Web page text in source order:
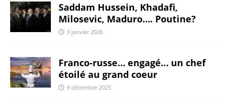
Saddam Hussein, Khadafi,
Milosevic, Maduro…. Poutine?
3 janvier 2026
Franco-russe… engagé… un chef
étoilé au grand coeur
9 décembre 2025